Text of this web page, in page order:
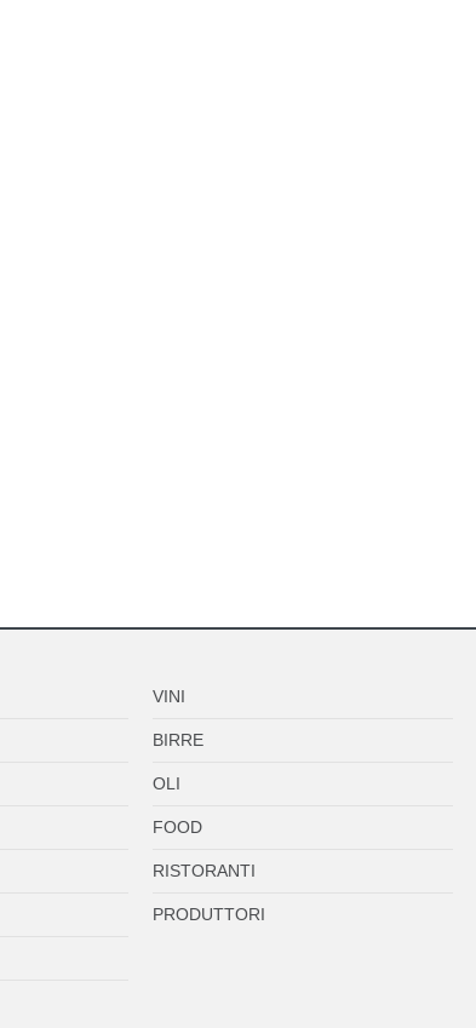
VINI
BIRRE
OLI
FOOD
RISTORANTI
PRODUTTORI